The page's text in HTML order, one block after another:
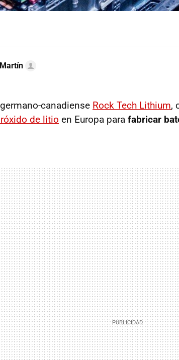
canadiense Rock Tech Lithium,
de litio en Europa para fabricar